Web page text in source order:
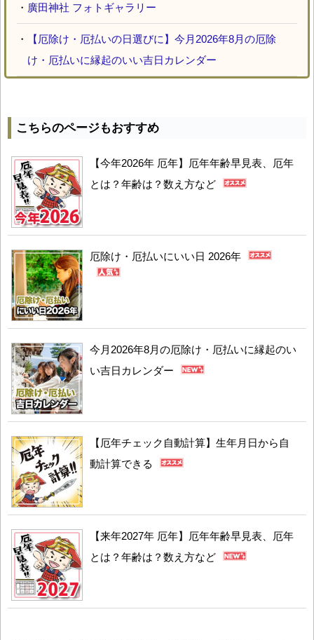
・ 廣田神社 フォトギャラリー
・
【厄除け・厄払いの日選びに】今月2026年8月の厄除
け・厄払いに縁起のいい吉日カレンダー
こちらのページもおすすめ
【今年2026年 厄年】厄年年齢早見表、厄年
とは？年齢は？数え方など
厄除け・厄払いにいい日 2026年
今月2026年8月の厄除け・厄払いに縁起のい
い吉日カレンダー
【厄年チェック自動計算】生年月日から自
動計算できる
【来年2027年 厄年】厄年年齢早見表、厄年
とは？年齢は？数え方など